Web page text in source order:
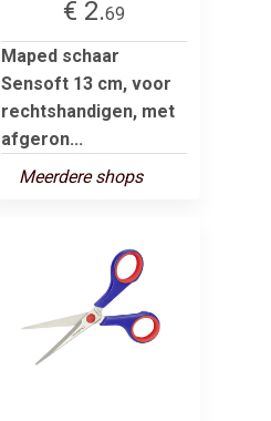
€ 2.69
Maped schaar
Sensoft 13 cm, voor
rechtshandigen, met
afgeron...
Meerdere shops